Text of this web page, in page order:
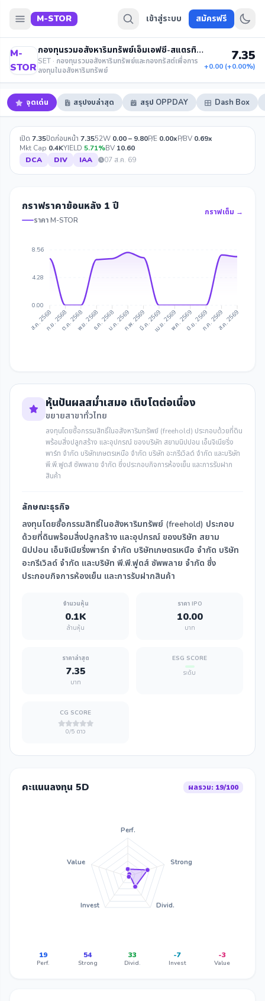
M-STOR เข้าสู่ระบบ สมัครฟรี
M-
STOR
กองทุนรวมอสังหาริมทรัพย์เอ็มเอฟซี-สแตรทิจิกสโตเรจฟันด์
SET · กองทุนรวมอสังหาริมทรัพย์และกองทรัสต์เพื่อการ
ลงทุนในอสังหาริมทรัพย์
7.35
+0.00 (+0.00%)
จุดเด่น สรุปงบล่าสุด สรุป OPPDAY Dash Box
เปิด 7.35ปิดก่อนหน้า 7.3552W 0.00 – 9.80P/E 0.00xP/BV 0.69x
Mkt Cap 0.4KYIELD 5.71%BV 10.60
DCA
DIV IAA 07 ส.ค. 69
กราฟราคาย้อนหลัง 1 ปี
ราคา M-STOR
กราฟเต็ม →
8.56
4.28
0.00
ส.ค. 2568ก.ย. 2568ต.ค. 2568พ.ย. 2568ธ.ค. 2568ม.ค. 2569ก.พ. 2569มี.ค. 2569เม.ย. 2569พ.ค. 2569มิ.ย. 2569ก.ค. 2569ส.ค. 2569
หุ้นปันผลสม่ำเสมอ เติบโตต่อเนื่อง
ขยายสาขาทั่วไทย
ลงทุนโดยซื้อกรรมสิทธิ์ในอสังหาริมทรัพย์ (freehold) ประกอบด้วยที่ดิน
พร้อมสิ่งปลูกสร้าง และอุปกรณ์ ของบริษัท สยามนิปปอน เอ็นจิเนียริ่ง
พาร์ท จำกัด บริษัทเกษตรเหนือ จำกัด บริษัท อะกรีเวิลด์ จำกัด และบริษัท
พี.พี.ฟูดส์ ซัพพลาย จำกัด ซึ่งประกอบกิจการห้องเย็น และการรับฝาก
สินค้า
ลักษณะธุรกิจ
ลงทุนโดยซื้อกรรมสิทธิ์ในอสังหาริมทรัพย์ (freehold) ประกอบ
ด้วยที่ดินพร้อมสิ่งปลูกสร้าง และอุปกรณ์ ของบริษัท สยาม
นิปปอน เอ็นจิเนียริ่งพาร์ท จำกัด บริษัทเกษตรเหนือ จำกัด บริษัท
อะกรีเวิลด์ จำกัด และบริษัท พี.พี.ฟูดส์ ซัพพลาย จำกัด ซึ่ง
ประกอบกิจการห้องเย็น และการรับฝากสินค้า
จำนวนหุ้น
0.1K
ล้านหุ้น
ราคา IPO
10.00
บาท
ราคาล่าสุด
7.35
บาท
ESG SCORE
ระดับ
CG SCORE
0/5 ดาว
คะแนนลงทุน 5D ผลรวม: 19/100
Perf.
Strong
Divid.
Invest
Value
19
Perf.
54
Strong
33
Divid.
-7
Invest
-3
Value